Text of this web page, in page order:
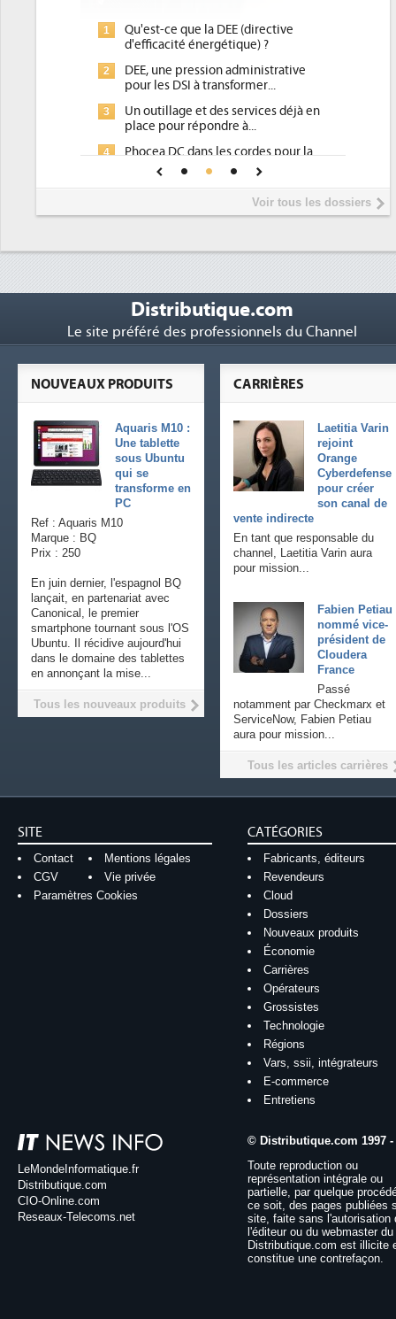
1
Qu'est-ce que la DEE (directive
d'efficacité énergétique) ?
2
DEE, une pression administrative
pour les DSI à transformer...
3
Un outillage et des services déjà en
place pour répondre à...
4
Phocea DC dans les cordes pour la
Interview de Fabrice Coquio,
président de Digital Realty...
soutient les...
Voir tous les dossiers
Distributique.com
Le site préféré des professionnels du Channel
CARRIÈRES
Laetitia Varin
rejoint
Orange
Cyberdefense
pour créer
son canal de
vente indirecte
En tant que responsable du
channel, Laetitia Varin aura
pour mission...
Fabien Petiau
nommé vice-
président de
Cloudera
France
Passé
notamment par Checkmarx et
ServiceNow, Fabien Petiau
aura pour mission...
Tous les articles carrières
NOUVEAUX PRODUITS
Aquaris M10 :
Une tablette
sous Ubuntu
qui se
transforme en
PC
Ref : Aquaris M10
Marque : BQ
Prix : 250
En juin dernier, l'espagnol BQ
lançait, en partenariat avec
Canonical, le premier
smartphone tournant sous l'OS
Ubuntu. Il récidive aujourd'hui
dans le domaine des tablettes
en annonçant la mise...
Tous les nouveaux produits
SITE
Contact
Mentions légales
CGV
Vie privée
Paramètres Cookies
CATÉGORIES
Fabricants, éditeurs
Revendeurs
Cloud
Dossiers
Nouveaux produits
Économie
Carrières
Opérateurs
Grossistes
Technologie
Régions
Vars, ssii, intégrateurs
E-commerce
Entretiens
LeMondeInformatique.fr
Distributique.com
CIO-Online.com
Reseaux-Telecoms.net
© Distributique.com 1997 -
Toute reproduction ou
représentation intégrale ou
partielle, par quelque
ce soit, des pages publiées
site, faite sans l'autorisation
l'éditeur ou du webmaster
Distributique.com est illicite
constitue une contrefaçon.